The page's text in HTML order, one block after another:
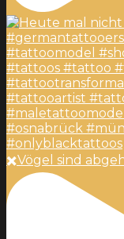
✖️Vögel sind